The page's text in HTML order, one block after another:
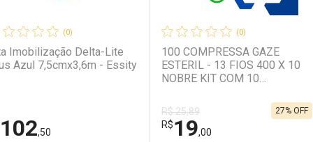
Ativar Desconto Ativar Desconto
(0)
Lite
Azul 7,5cmx3,6m - Essity
102,50
(0)
100 COMPRESSA GAZE
ESTERIL - 13 FIOS 400 X 10
NOBRE KIT COM 10
COMPRESSAS DE GAZE
CADA
R$ 25,89
R$19,00
27% OFF